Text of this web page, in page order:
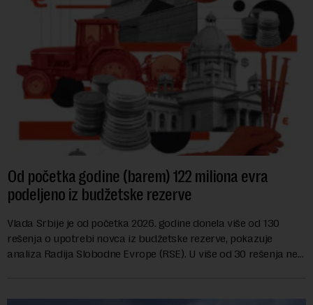
Od početka godine (barem) 122 miliona evra
podeljeno iz budžetske rezerve
Vlada Srbije je od početka 2026. godine donela više od 130
rešenja o upotrebi novca iz budžetske rezerve, pokazuje
analiza Radija Slobodne Evrope (RSE). U više od 30 rešenja ne